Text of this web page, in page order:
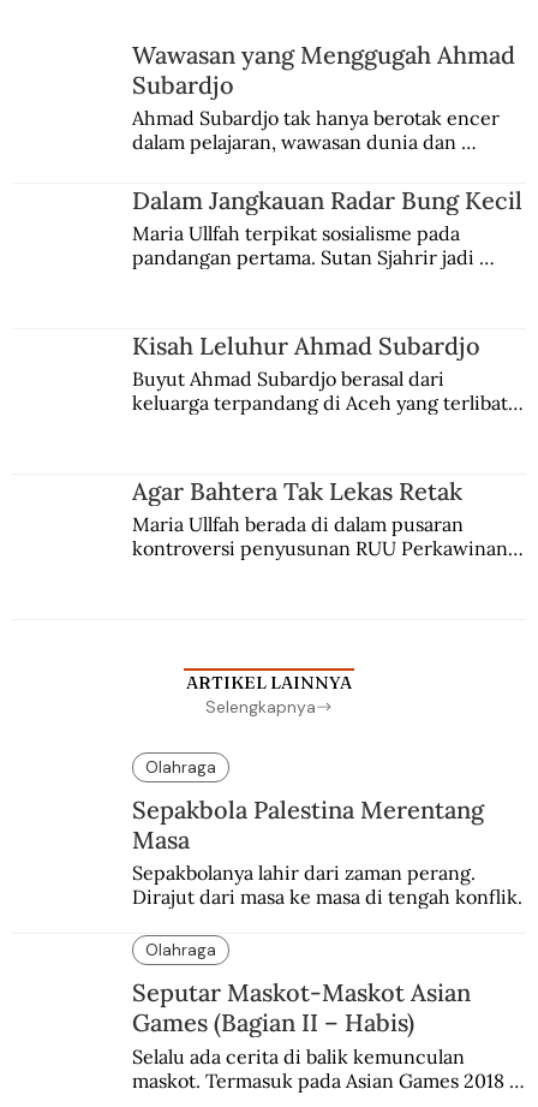
Wawasan yang Menggugah Ahmad
Subardjo
Ahmad Subardjo tak hanya berotak encer
dalam pelajaran, wawasan dunia dan
Jules Verne, Multatuli, hingga Sun Yat-sen.
Dalam Jangkauan Radar Bung Kecil
Maria Ullfah terpikat sosialisme pada
pandangan pertama. Sutan Sjahrir jadi
Kisah Leluhur Ahmad Subardjo
Buyut Ahmad Subardjo berasal dari
keluarga terpandang di Aceh yang terlibat
Agar Bahtera Tak Lekas Retak
Maria Ullfah berada di dalam pusaran
kontroversi penyusunan RUU Perkawinan.
ARTIKEL LAINNYA
Selengkapnya
Olahraga
Sepakbola Palestina Merentang
Masa
Sepakbolanya lahir dari zaman perang.
Dirajut dari masa ke masa di tengah konflik.
Olahraga
Seputar Maskot-Maskot Asian
Games (Bagian II – Habis)
Selalu ada cerita di balik kemunculan
maskot. Termasuk pada Asian Games 2018